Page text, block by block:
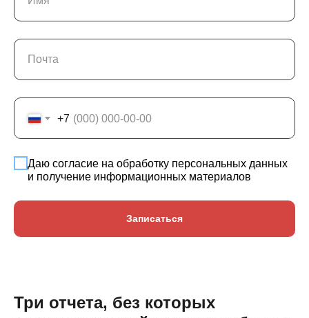
Почта
+7
Даю согласие на обработку персональных данных
и получение информационных материалов
Записаться
Три отчета, без которых